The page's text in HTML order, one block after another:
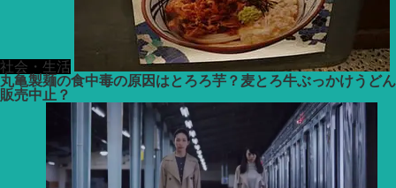
社会・生活
丸亀製麺の食中毒の原因はとろろ芋？麦とろ牛ぶっかけうどん
販売中止？